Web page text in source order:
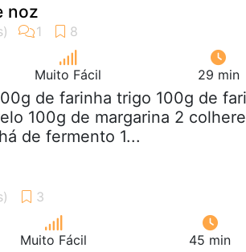
noz
Muito Fácil 29 min
de farinha trigo 100g de
100g de margarina 2
de fermento 1...
Muito Fácil 45 min